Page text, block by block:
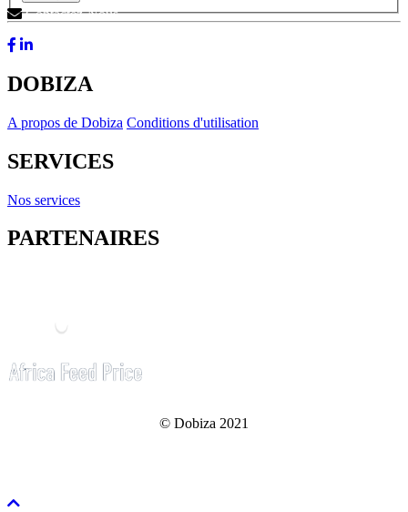
Contactez-Nous
DOBIZA
A propos de Dobiza Conditions d'utilisation
SERVICES
Nos services
PARTENAIRES
© Dobiza 2021